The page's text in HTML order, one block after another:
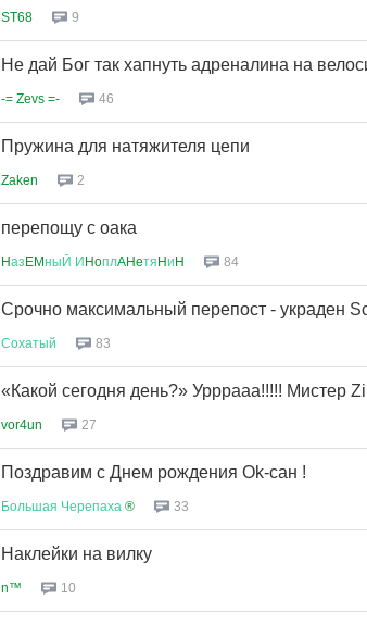
ST68 9
Не дай Бог так хапнуть адреналина на
-= Zevs =- 46
Пружина для натяжителя цепи
Zaken 2
перепощу с оака
HазEMныЙ ИHoплAHeтяHиH 84
Срочно максимальный перепост - украден
Сохатый 83
«Какой сегодня день?» Урррааа!!!!! Мистер
vor4un 27
Поздравим с Днем рождения Оk-сан !
Большая Черепаха ® 33
Наклейки на вилку
n™ 10